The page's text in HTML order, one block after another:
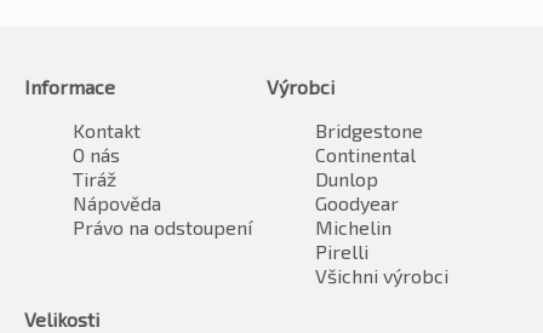
Informace
Kontakt
O nás
Tiráž
Nápověda
Právo na odstoupení
Výrobci
Bridgestone
Continental
Dunlop
Goodyear
Michelin
Pirelli
Všichni výrobci
Velikosti